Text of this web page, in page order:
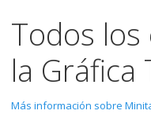
Todos
la Gráfica
Más información sobre